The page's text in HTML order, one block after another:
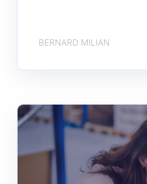
BERNARD MILIAN